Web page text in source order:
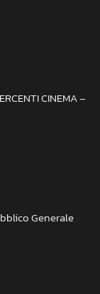
CINEMA –
Generale